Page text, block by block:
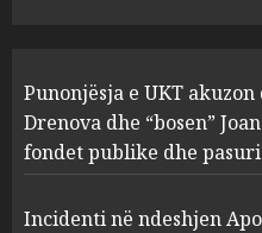
2
Punonjësja e UKT
Drenova dhe “bosen”
fondet publike dhe
Incidenti në ndeshjen